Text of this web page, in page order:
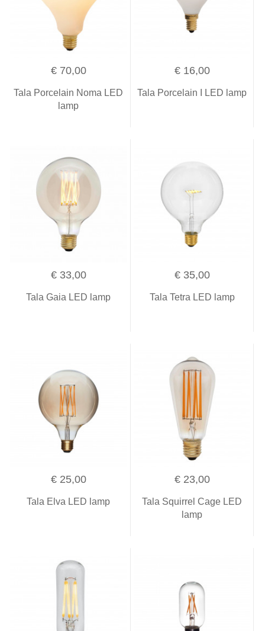
€ 70,00
Tala Porcelain Noma LED
lamp
€ 16,00
Tala Porcelain I LED lamp
€ 33,00
Tala Gaia LED lamp
€ 35,00
Tala Tetra LED lamp
€ 25,00
Tala Elva LED lamp
€ 23,00
Tala Squirrel Cage LED
lamp